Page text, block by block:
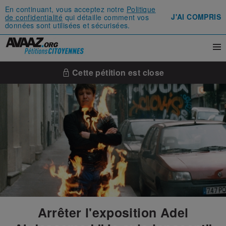
En continuant, vous acceptez notre Politique
de confidentialité qui détaille comment vos
données sont utilisées et sécurisées.
J'AI COMPRIS
Cette pétition est close
Arrêter l'exposition Adel